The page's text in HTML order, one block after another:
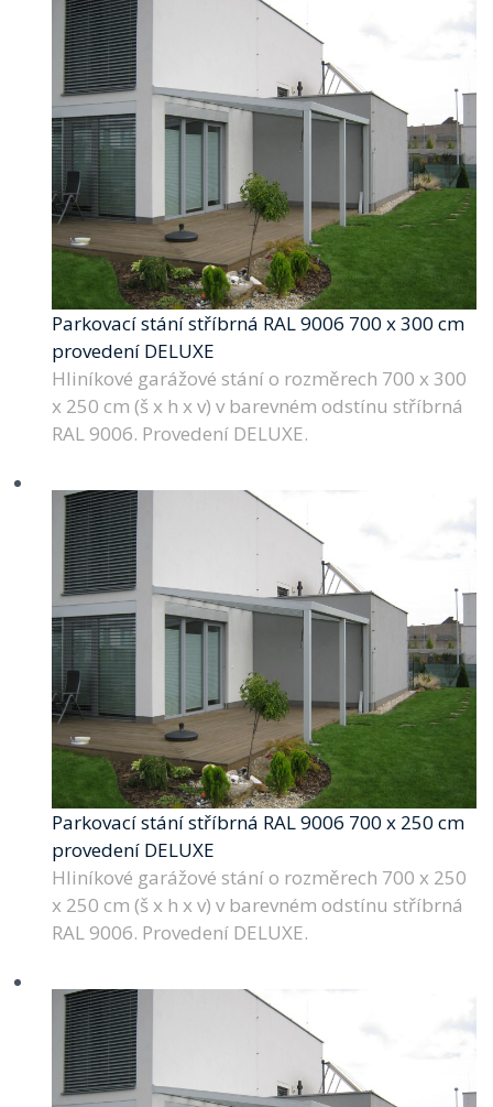
Parkovací stání stříbrná RAL 9006 700 x 300 cm
provedení DELUXE
Hliníkové garážové stání o rozměrech 700 x 300
x 250 cm (š x h x v) v barevném odstínu stříbrná
RAL 9006. Provedení DELUXE.
Parkovací stání stříbrná RAL 9006 700 x 250 cm
provedení DELUXE
Hliníkové garážové stání o rozměrech 700 x 250
x 250 cm (š x h x v) v barevném odstínu stříbrná
RAL 9006. Provedení DELUXE.